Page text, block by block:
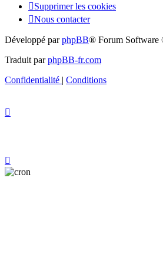
Supprimer les cookies
Nous contacter
Développé parphpBB® Forum
Traduit parphpBB-fr.com
Confidentialité | Conditions